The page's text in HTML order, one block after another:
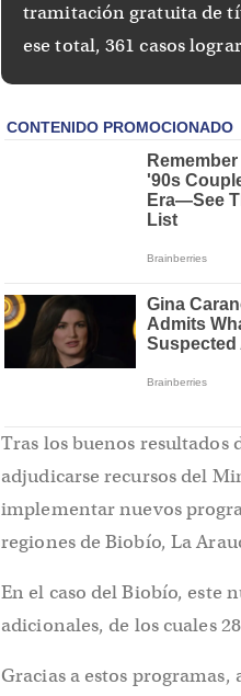
tramitación gratuita de
ese total, 361 casos
Tras los buenos
adjudicarse recursos del
implementar nuevos
regiones de Biobío, La
En el caso del Biobío, este
adicionales, de los cuales
Gracias a estos